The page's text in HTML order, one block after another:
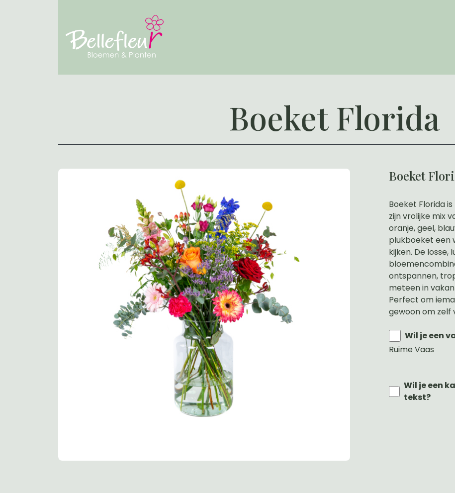
Boeket Florida
Boeket
Boeket Florida
zijn vrolijke mix
oranje, geel,
plukboeket een
kijken. De losse,
ontspannen,
meteen in
Perfect om
gewoon om zelf
Wil je een
Ruime Vaas
Wil je een
tekst?